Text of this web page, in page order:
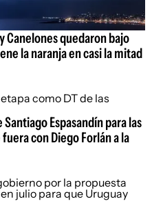
quedaron bajo
la naranja en casi la mitad
Espasandín para las
con Diego Forlán a la